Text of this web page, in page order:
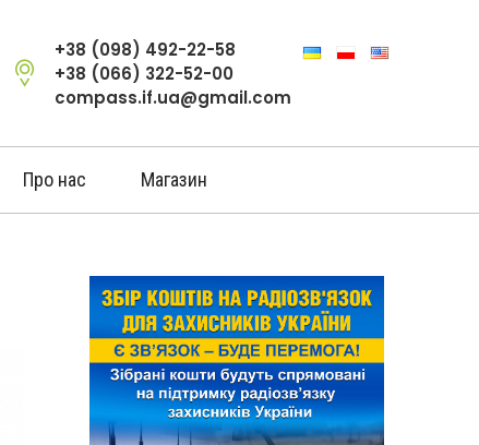
+38 (098) 492-22-58
+38 (066) 322-52-00
compass.if.ua@gmail.com
Про нас Магазин